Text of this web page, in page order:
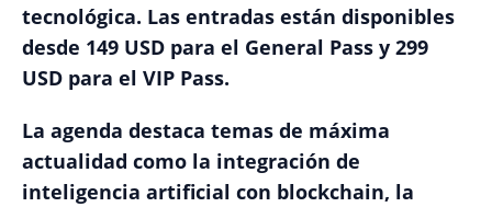
tecnológica. Las entradas están disponibles
desde 149 USD para el General Pass y 299
USD para el VIP Pass.
La agenda destaca temas de máxima
actualidad como la integración de
inteligencia artificial con blockchain, la